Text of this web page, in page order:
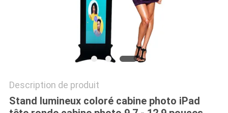
POLITIQUE
DE
Description de produit
Stand lumineux coloré cabine photo iPad